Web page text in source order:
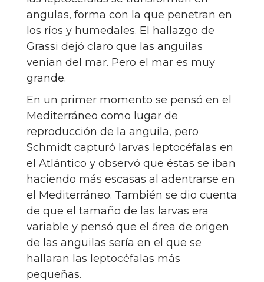
angulas, forma con la que penetran en
los ríos y humedales. El hallazgo de
Grassi dejó claro que las anguilas
venían del mar. Pero el mar es muy
grande.
En un primer momento se pensó en el
Mediterráneo como lugar de
reproducción de la anguila, pero
Schmidt capturó larvas leptocéfalas en
el Atlántico y observó que éstas se iban
haciendo más escasas al adentrarse en
el Mediterráneo. También se dio cuenta
de que el tamaño de las larvas era
variable y pensó que el área de origen
de las anguilas sería en el que se
hallaran las leptocéfalas más
pequeñas.